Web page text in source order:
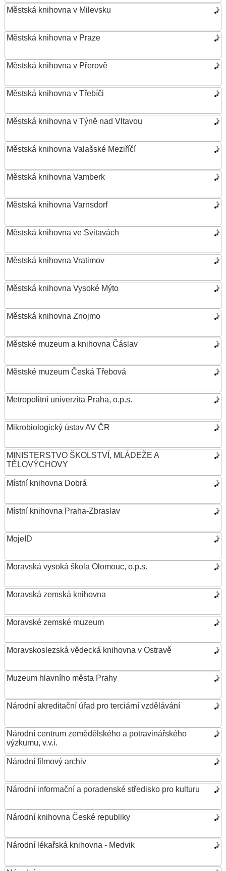
Městská knihovna v Milevsku
Městská knihovna v Praze
Městská knihovna v Přerově
Městská knihovna v Třebíči
Městská knihovna v Týně nad Vltavou
Městská knihovna Valašské Meziříčí
Městská knihovna Vamberk
Městská knihovna Varnsdorf
Městská knihovna ve Svitavách
Městská knihovna Vratimov
Městská knihovna Vysoké Mýto
Městská knihovna Znojmo
Městské muzeum a knihovna Čáslav
Městské muzeum Česká Třebová
Metropolitní univerzita Praha, o.p.s.
Mikrobiologický ústav AV ČR
MINISTERSTVO ŠKOLSTVÍ, MLÁDEŽE A
TĚLOVÝCHOVY
Místní knihovna Dobrá
Místní knihovna Praha-Zbraslav
MojeID
Moravská vysoká škola Olomouc, o.p.s.
Moravská zemská knihovna
Moravské zemské muzeum
Moravskoslezská vědecká knihovna v Ostravě
Muzeum hlavního města Prahy
Národní akreditační úřad pro terciární vzdělávání
Národní centrum zemědělského a potravinářského
výzkumu, v.v.i.
Národní filmový archiv
Národní informační a poradenské středisko pro kulturu
Národní knihovna České republiky
Národní lékařská knihovna - Medvik